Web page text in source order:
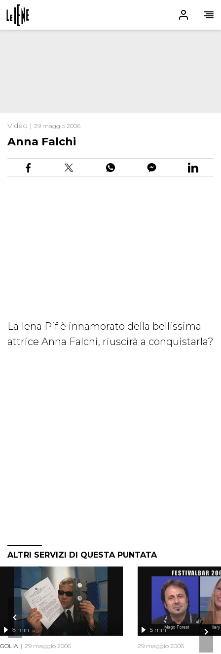
Video | 29 maggio 2006
Anna Falchi
La Iena Pif è innamorato della bellissima
attrice Anna Falchi, riuscirà a conquistarla?
ALTRI SERVIZI DI QUESTA PUNTATA
8 min
GOLIA 29 maggio 2006
5 min
29 maggio 2006